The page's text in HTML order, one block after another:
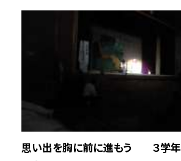
思い出を胸に前に進もう ３学年